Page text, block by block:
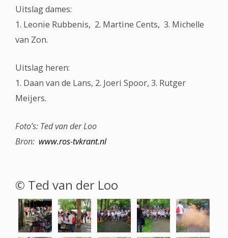
Uitslag dames:
1. Leonie Rubbenis, 2. Martine Cents, 3. Michelle
van Zon.
Uitslag heren:
1. Daan van de Lans, 2. Joeri Spoor, 3. Rutger
Meijers.
Foto’s: Ted van der Loo
Bron: www.ros-tvkrant.nl
© Ted van der Loo